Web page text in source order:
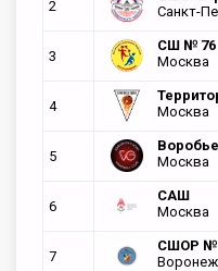
2
Санкт-
3
СШ № 76
Москва
4
Москва
5
Москва
6
САШ
Москва
7
СШОР №
Воронеж